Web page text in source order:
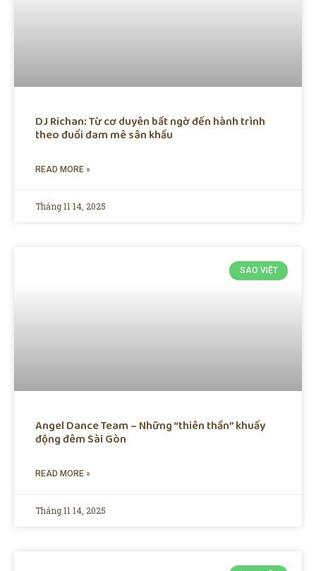
DJ Richan: Từ cơ duyên bất ngờ đến hành trình
theo đuổi đam mê sân khấu
READ MORE »
Tháng 11 14, 2025
SAO VIỆT
Angel Dance Team – Những “thiên thần” khuấy
động đêm Sài Gòn
READ MORE »
Tháng 11 14, 2025